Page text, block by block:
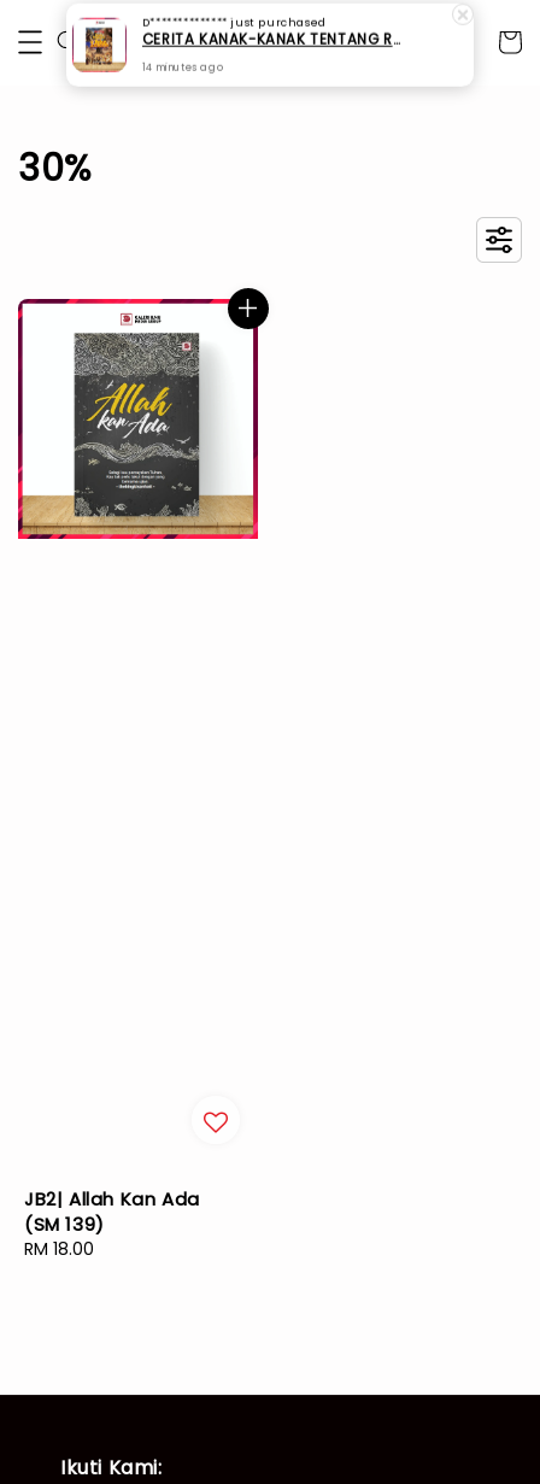
30%
JB2| Allah Kan Ada
(SM 139)
Regular
RM 18.00
Ikuti Kami:
D**************just purchased
CERITA KANAK-KANAK TENTANG RUKUN ISLAM
14 minutes ago